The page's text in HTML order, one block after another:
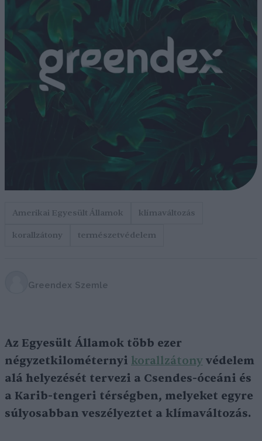
Amerikai Egyesült Államok
klímaváltozás
korallzátony
természetvédelem
Greendex Szemle
Az Egyesült Államok több ezer
négyzetkilométernyi korallzátony védelem
alá helyezését tervezi a Csendes-óceáni és
a Karib-tengeri térségben, melyeket egyre
súlyosabban veszélyeztet a klímaváltozás.